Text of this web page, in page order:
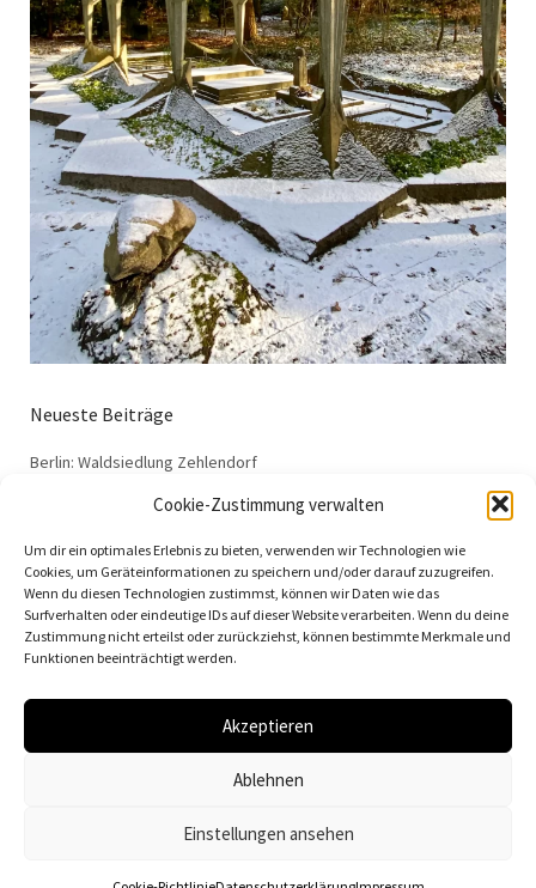
Cookie-Zustimmung verwalten
Um dir ein optimales Erlebnis zu bieten, verwenden wir Technologien wie
Cookies, um Geräteinformationen zu speichern und/oder darauf zuzugreifen.
Wenn du diesen Technologien zustimmst, können wir Daten wie das
Surfverhalten oder eindeutige IDs auf dieser Website verarbeiten. Wenn du deine
Zustimmung nicht erteilst oder zurückziehst, können bestimmte Merkmale und
Funktionen beeinträchtigt werden.
Akzeptieren
Ablehnen
Einstellungen ansehen
Neueste Beiträge
Berlin: Waldsiedlung Zehlendorf
Dessau: Haus Anton
Dessau: Arbeitsamt
Dessau: 100 Jahre Bauhaus
Vielfalt der Moderne | Daniela Christmann